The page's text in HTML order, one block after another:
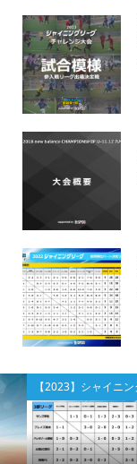
【2023】シャイニングリ